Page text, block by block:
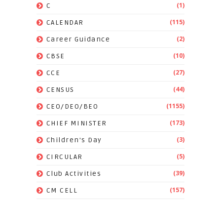
C (1)
CALENDAR (115)
Career Guidance (2)
CBSE (10)
CCE (27)
CENSUS (44)
CEO/DEO/BEO (1155)
CHIEF MINISTER (173)
Children's Day (3)
CIRCULAR (5)
Club Activities (39)
CM CELL (157)